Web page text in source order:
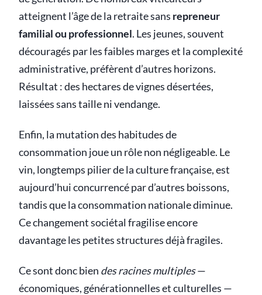
atteignent l’âge de la retraite sans repreneur
familial ou professionnel. Les jeunes, souvent
découragés par les faibles marges et la complexité
administrative, préfèrent d’autres horizons.
Résultat : des hectares de vignes désertées,
laissées sans taille ni vendange.
Enfin, la mutation des habitudes de
consommation joue un rôle non négligeable. Le
vin, longtemps pilier de la culture française, est
aujourd’hui concurrencé par d’autres boissons,
tandis que la consommation nationale diminue.
Ce changement sociétal fragilise encore
davantage les petites structures déjà fragiles.
Ce sont donc bien des racines multiples—
économiques, générationnelles et culturelles —